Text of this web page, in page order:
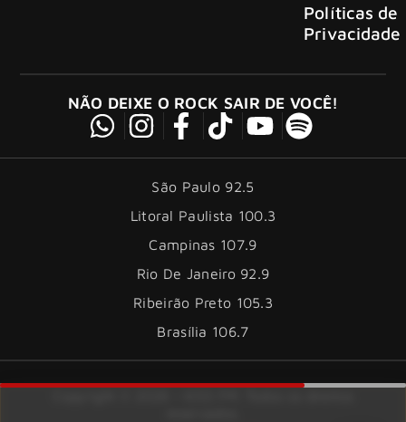
Políticas de
Privacidade
NÃO DEIXE O ROCK SAIR DE VOCÊ!
São Paulo 92.5
Litoral Paulista 100.3
Campinas 107.9
Rio De Janeiro 92.9
Ribeirão Preto 105.3
Brasília 106.7